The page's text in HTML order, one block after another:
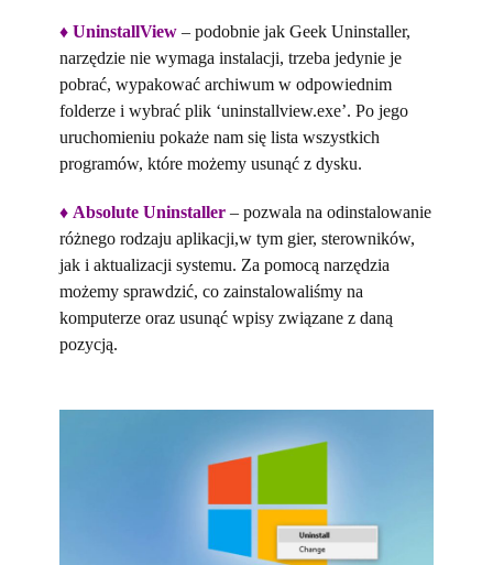
♦ UninstallView– podobnie jak Geek Uninstaller,
narzędzie nie wymaga instalacji, trzeba jedynie je
pobrać, wypakować archiwum w odpowiednim
folderze i wybrać plik ‘uninstallview.exe’. Po jego
uruchomieniu pokaże nam się lista wszystkich
programów, które możemy usunąć z dysku.
♦ Absolute Uninstaller– pozwala na odinstalowanie
różnego rodzaju aplikacji,w tym gier, sterowników,
jak i aktualizacji systemu. Za pomocą narzędzia
możemy sprawdzić, co zainstalowaliśmy na
komputerze oraz usunąć wpisy związane z daną
pozycją.